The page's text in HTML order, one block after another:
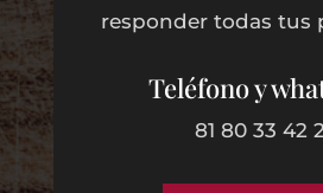
responder todas tus
Teléfono y
81 80 33 42